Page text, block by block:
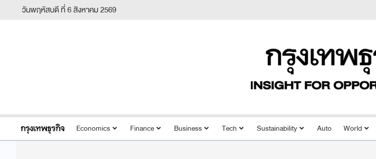
วันพฤหัสบดี ที่ 6 สิงหาคม 2569
Economics Finance Business Tech Sustainability Auto World